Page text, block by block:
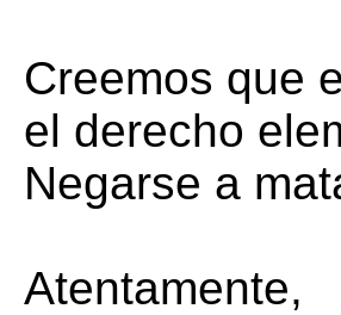
Creemos que
el derecho
Negarse a
Atentamente,